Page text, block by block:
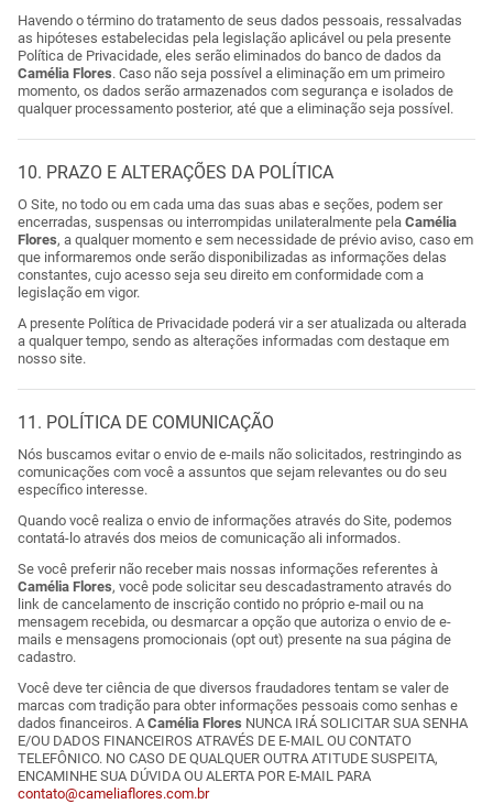
Havendo o término do tratamento de seus dados pessoais, ressalvadas
as hipóteses estabelecidas pela legislação aplicável ou pela presente
Política de Privacidade, eles serão eliminados do banco de dados da
Camélia Flores. Caso não seja possível a eliminação em um primeiro
momento, os dados serão armazenados com segurança e isolados de
qualquer processamento posterior, até que a eliminação seja possível.
10. PRAZO E ALTERAÇÕES DA POLÍTICA
O Site, no todo ou em cada uma das suas abas e seções, podem ser
encerradas, suspensas ou interrompidas unilateralmente pela Camélia
Flores, a qualquer momento e sem necessidade de prévio aviso, caso em
que informaremos onde serão disponibilizadas as informações delas
constantes, cujo acesso seja seu direito em conformidade com a
legislação em vigor.
A presente Política de Privacidade poderá vir a ser atualizada ou alterada
a qualquer tempo, sendo as alterações informadas com destaque em
nosso site.
11. POLÍTICA DE COMUNICAÇÃO
Nós buscamos evitar o envio de e-mails não solicitados, restringindo as
comunicações com você a assuntos que sejam relevantes ou do seu
específico interesse.
Quando você realiza o envio de informações através do Site, podemos
contatá-lo através dos meios de comunicação ali informados.
Se você preferir não receber mais nossas informações referentes à
Camélia Flores, você pode solicitar seu descadastramento através do
link de cancelamento de inscrição contido no próprio e-mail ou na
mensagem recebida, ou desmarcar a opção que autoriza o envio de e-
mails e mensagens promocionais (opt out) presente na sua página de
cadastro.
Você deve ter ciência de que diversos fraudadores tentam se valer de
marcas com tradição para obter informações pessoais como senhas e
dados financeiros. A Camélia Flores NUNCA IRÁ SOLICITAR SUA SENHA
E/OU DADOS FINANCEIROS ATRAVÉS DE E-MAIL OU CONTATO
TELEFÔNICO. NO CASO DE QUALQUER OUTRA ATITUDE SUSPEITA,
ENCAMINHE SUA DÚVIDA OU ALERTA POR E-MAIL PARA
contato@cameliaflores.com.br